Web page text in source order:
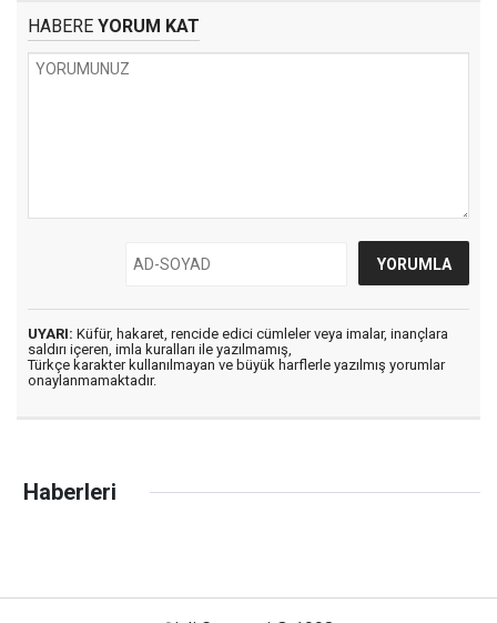
HABERE YORUM KAT
UYARI: Küfür, hakaret, rencide edici cümleler veya imalar, inançlara
saldırı içeren, imla kuralları ile yazılmamış,
Türkçe karakter kullanılmayan ve büyük harflerle yazılmış yorumlar
onaylanmamaktadır.
Haberleri